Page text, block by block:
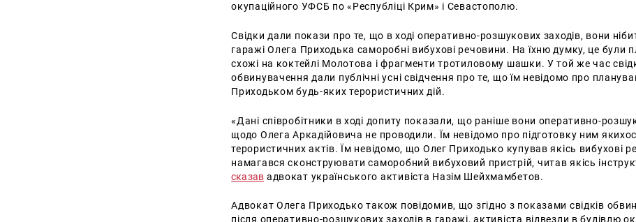
окупаційного УФСБ по «Республіці Крим» і Севастополю.
Свідки дали покази про те, що в ході оперативно-розшукових заходів, вони
гаражі Олега Приходька саморобні вибухові речовини. На їхню думку, це були
схожі на коктейлі Молотова і фрагменти тротиловому шашки. У той же час
обвинувачення дали публічні усні свідчення про те, що їм невідомо про
Приходьком будь-яких терористичних дій.
«Дані співробітники в ході допиту показали, що раніше вони оперативно-
щодо Олега Аркадійовича не проводили. Їм невідомо про підготовку ним
терористичних актів. Їм невідомо, що Олег Приходько купував якісь вибухові
намагався сконструювати саморобний вибуховий пристрій, читав якісь
сказав адвокат українського активіста Назім Шейхмамбетов.
Адвокат Олега Приходько також повідомив, що згідно з показами свідків